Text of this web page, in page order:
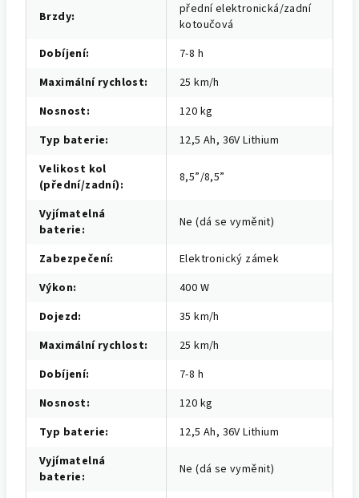
Brzdy:
přední elektronická/zadní
kotoučová
Dobíjení:
7-8 h
Maximální rychlost:
25 km/h
Nosnost:
120 kg
Typ baterie:
12,5 Ah, 36V Lithium
Velikost kol
(přední/zadní): 8,5”/8,5”
Vyjímatelná
baterie: Ne (dá se vyměnit)
Zabezpečení:
Elektronický zámek
Výkon:
400 W
Dojezd:
35 km/h
Maximální rychlost:
25 km/h
Dobíjení:
7-8 h
Nosnost:
120 kg
Typ baterie:
12,5 Ah, 36V Lithium
Vyjímatelná
baterie: Ne (dá se vyměnit)